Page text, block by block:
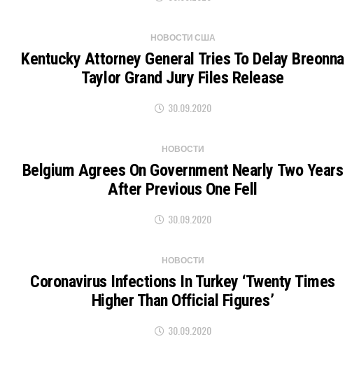
НОВОСТИ США
Kentucky Attorney General Tries To Delay Breonna
Taylor Grand Jury Files Release
30.09.2020
НОВОСТИ
Belgium Agrees On Government Nearly Two Years
After Previous One Fell
30.09.2020
НОВОСТИ
Coronavirus Infections In Turkey ‘twenty Times
Higher Than Official Figures’
30.09.2020